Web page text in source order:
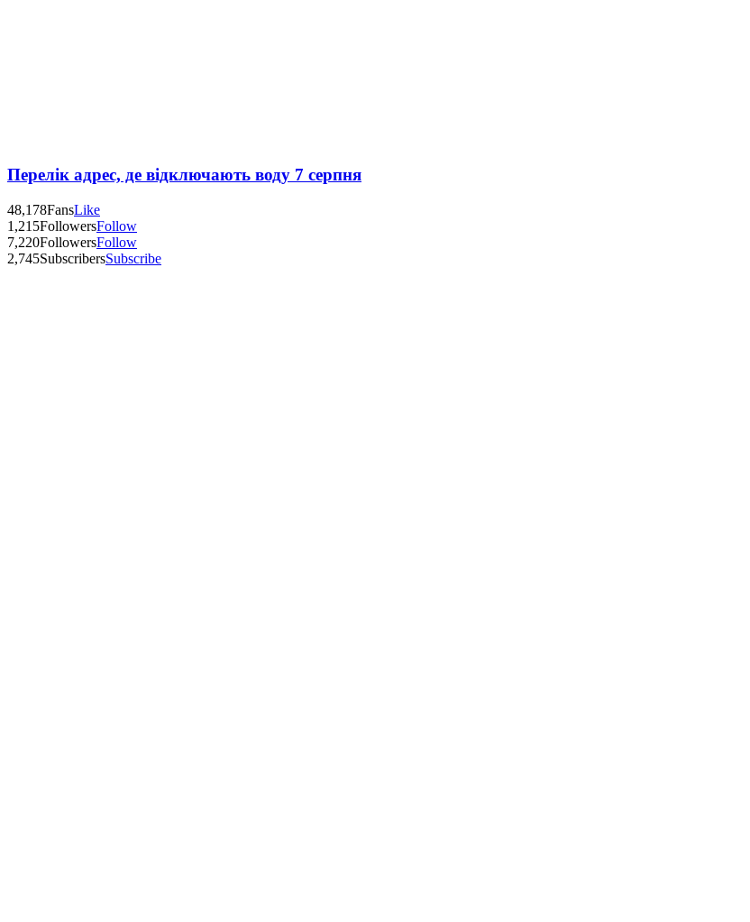
Перелік адрес, де відключають воду 7 серпня
48,178FansLike
1,215FollowersFollow
7,220FollowersFollow
2,745SubscribersSubscribe